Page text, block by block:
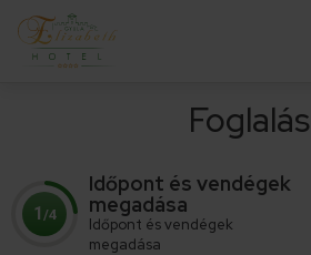
Foglalás
1 /4
Időpont és vendégek
megadása
Időpont és vendégek
megadása